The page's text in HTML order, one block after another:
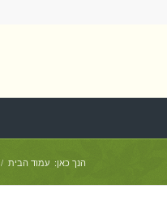
הנך כאן: עמוד הבית /